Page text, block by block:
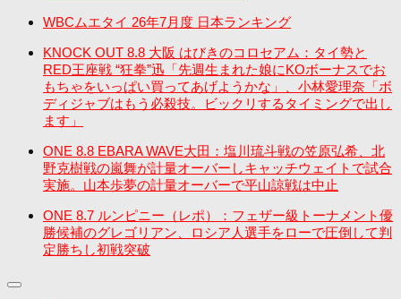
WBCムエタイ 26年7月度 日本ランキング
KNOCK OUT 8.8 大阪 はびきのコロセアム：タイ勢と
RED王座戦 “狂拳”迅「先週生まれた娘にKOボーナスでお
もちゃをいっぱい買ってあげようかな」、小林愛理奈「ボ
ディジャブはもう必殺技。ビックリするタイミングで出し
ます」
ONE 8.8 EBARA WAVE大田：塩川琉斗戦の笠原弘希、北
野克樹戦の嵐舞が計量オーバーしキャッチウェイトで試合
実施。山本歩夢の計量オーバーで平山諒戦は中止
ONE 8.7 ルンピニー（レポ）：フェザー級トーナメント優
勝候補のグレゴリアン、ロシア人選手をローで圧倒して判
定勝ちし初戦突破